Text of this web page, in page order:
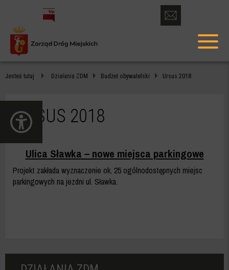
URSUS
-
ZDM
WARSZAWA
otwórz
formularz
kontaktowy
menu
Jesteś tutaj Działania ZDM Budżet obywatelski Ursus 2018
URSUS 2018
Ulica Sławka – nowe miejsca parkingowe
Projekt zakłada wyznaczenie ok. 25 ogólnodostępnych miejsc
parkingowych na jezdni ul. Sławka.
otwórz
panel